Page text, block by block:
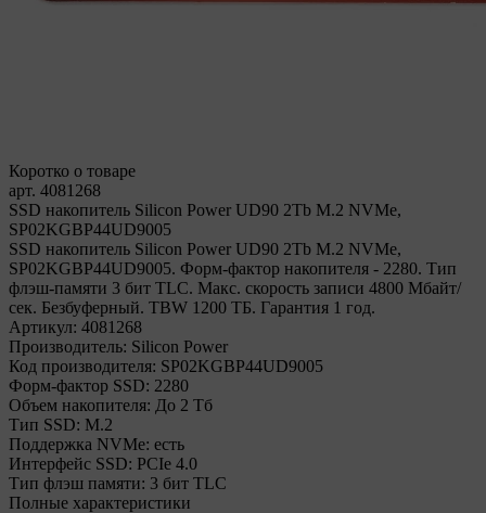
Коротко о товаре
арт. 4081268
SSD накопитель Silicon Power UD90 2Tb M.2 NVMe,
SP02KGBP44UD9005
SSD накопитель Silicon Power UD90 2Tb M.2 NVMe,
SP02KGBP44UD9005. Форм-фактор накопителя - 2280. Тип
флэш-памяти 3 бит TLC. Макс. скорость записи 4800 Мбайт/
сек. Безбуферный. TBW 1200 ТБ. Гарантия 1 год.
Артикул: 4081268
Производитель: Silicon Power
Код производителя: SP02KGBP44UD9005
Форм-фактор SSD: 2280
Объем накопителя: До 2 Тб
Тип SSD: М.2
Поддержка NVMe: есть
Интерфейс SSD: PCIe 4.0
Тип флэш памяти: 3 бит TLC
Полные характеристики